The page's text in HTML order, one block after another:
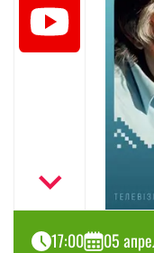
17:00 05